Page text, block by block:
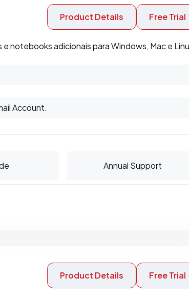
Product Details Free Trial
notebooks adicionais para Windows, Mac e
Account.
Annual Support
Product Details Free Trial